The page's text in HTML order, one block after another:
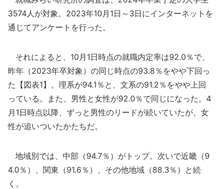
3574人が対象。2023年10月1日～3日にインターネットを
通じてアンケートを行った。
それによると、10月1日時点の就職内定率は92.0％で、
昨年（2023年卒対象）の同じ時点の93.8％をやや下回っ
た【図表1】。理系が94.1％と、文系の91.2％をやや上回
っている。また、男性と女性が92.0％で同じになった。4
月1日時点以降、ずっと男性のリードが続いていたが、女
性が追いついたかたちだ。
地域別では、中部（94.7％）がトップ。次いで近畿（9
4.0％）、関東（91.6％）、その他地域（88.3％）と続
く。